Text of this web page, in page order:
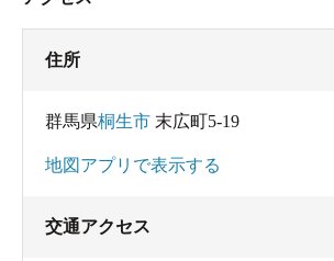
住所
群馬県桐生市 末広町5-19
地図アプリで表示する
交通アクセス